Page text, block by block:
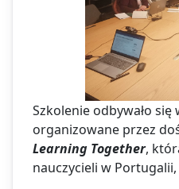
Szkolenie odbywało się
organizowane przez
Learning Together,
nauczycieli w